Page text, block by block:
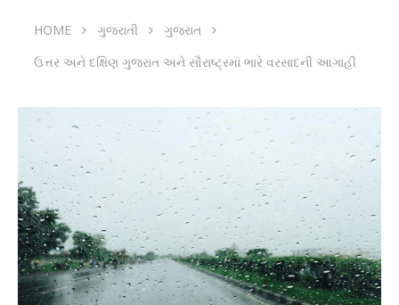
HOME ગુજરાતી
ગુજરાત
ઉત્તર અને દક્ષિણ ગુજરાત અને સૌરાષ્ટ્રમાં ભારે વરસાદની આગાહી